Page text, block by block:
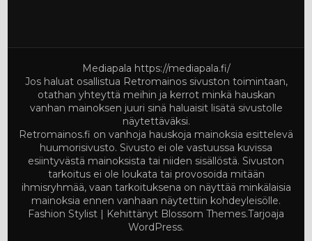
Mediapala https://mediapala.fi/
Jos haluat osallistua Retromainos sivuston toimintaan,
otathan yhteyttä meihin ja kerrot minkä hauskan
vanhan mainoksen juuri sinä haluaisit lisätä sivustolle
näytettäväksi.
Retromainos.fi on vanhoja hauskoja mainoksia esittelevä
huumorisivusto. Sivusto ei ole vastuussa kuvissa
esiintyvästä mainoksista tai niiden sisällöstä. Sivuston
tarkoitus ei ole loukata tai provosoida mitään
ihmisryhmää, vaan tarkoituksena on näyttää minkälaisia
mainoksia ennen vanhaan näytettiin kohdeyleisölle.
Fashion Stylist | Kehittänyt Blossom Themes.Tarjoaja
WordPress.